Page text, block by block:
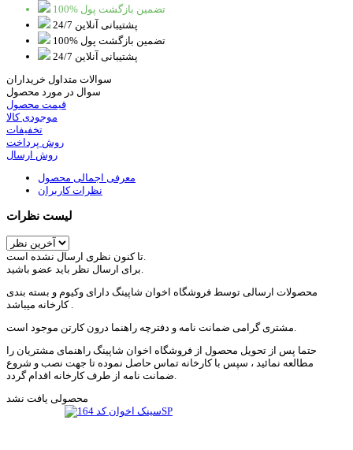
100% تضمین بازگشت پول
پشتیبانی آنلاین 24/7
100% تضمین بازگشت پول
پشتیبانی آنلاین 24/7
سوالات متداول خریداران
سوال در مورد محصول
قیمت محصول
موجودی کالا
تخفیفات
روش پرداخت
روش ارسال
معرفی اجمالی محصول
نظرات کاربران
لیست نظرات
محصولات ارسالی توسط فروشگاه اخوان شاپینگ دارای وکیوم و بسته بندی
کارخانه میباشد .
حتما پس از تحویل محصول از فروشگاه اخوان شاپینگ راهنمای مشتریان را
مطالعه نمائید ، سپس با کارخانه تماس حاصل نموده تا جهت نصب و شروع
محصولی یافت نشد